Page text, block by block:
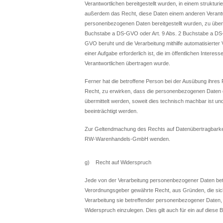
Verantwortlichen bereitgestellt wurden, in einem
außerdem das Recht, diese Daten einem anderen
personenbezogenen Daten bereitgestellt wurden, zu
Buchstabe a DS-GVO oder Art. 9 Abs. 2 Buchstabe a
GVO beruht und die Verarbeitung mithilfe
einer Aufgabe erforderlich ist, die im öffentlichen
Verantwortlichen übertragen wurde.
Ferner hat die betroffene Person bei der Ausübung
Recht, zu erwirken, dass die personenbezogenen
übermittelt werden, soweit dies technisch machbar ist
beeinträchtigt werden.
Zur Geltendmachung des Rechts auf
RW-Warenhandels-GmbH wenden.
g) Recht auf Widerspruch
Jede von der Verarbeitung personenbezogener Daten
Verordnungsgeber gewährte Recht, aus Gründen, die
Verarbeitung sie betreffender personenbezogener
Widerspruch einzulegen. Dies gilt auch für ein auf diese